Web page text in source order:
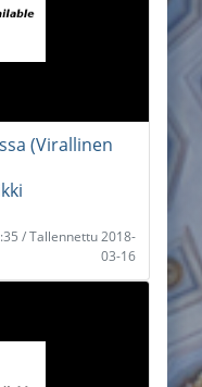
(Virallinen
/ Tallennettu 2018-
03-16